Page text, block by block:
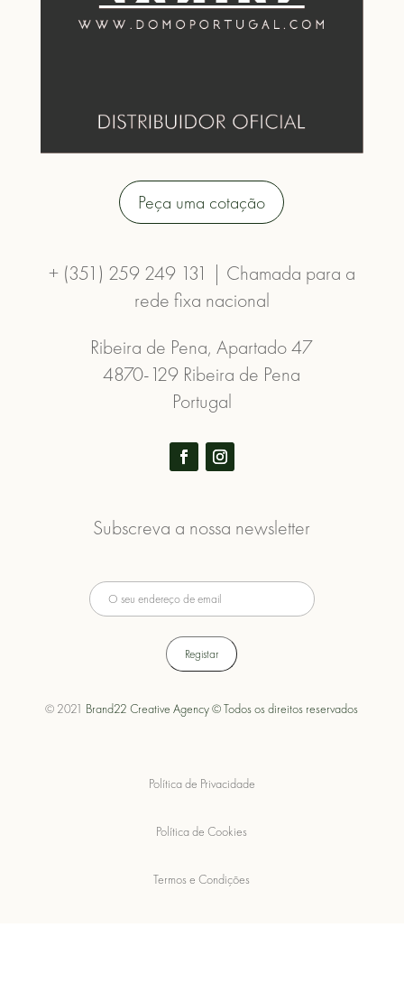
Peça uma cotação
+ (351) 259 249 131 | Chamada para a
rede fixa nacional
Ribeira de Pena, Apartado 47
4870-129 Ribeira de Pena
Portugal
Subscreva a nossa newsletter
© 2021 Brand22 Creative Agency © Todos os direitos reservados
Política de Privacidade
Política de Cookies
Termos e Condições